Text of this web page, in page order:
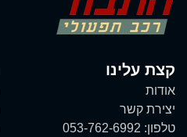
קצת עלינו
אודות
יצירת קשר
טלפון: 053-762-6992